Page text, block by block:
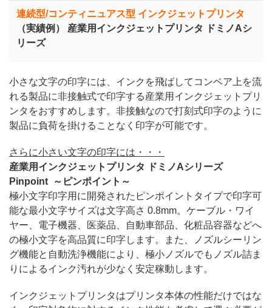
連続型/コンティニュアス型 インクジェットプリンタ
（実績例） 産業用インクジェットプリンタ ドミノAシ
リーズ
小さな文字の印字には、インクを飛ばしてコンベア上を流
れる製品に非接触式で印字する産業用インクジェットプリ
ンタをおすすめします。非接触なので打刻式印字のように
製品に負荷を掛けることなく印字が可能です。
さらに小さい文字の印字には・・・
産業用インクジェットプリンタ ドミノAシリーズ
Pinpoint ～ピンポイント～
極小文字印字用に開発されたピンポイントタイプで印字可
能な最小文字サイズは文字高さ 0.8mm。ケーブル・ワイ
ヤー、電子機器、医薬品、自動車部品、化粧品容器などへ
の極小文字を高品質に印字します。また、ノズルシーリン
グ機能と自動洗浄機能により、極小ノズルでもノズル詰ま
りによるインク汚れが少なく安定稼動します。
インクジェットプリンタはプリンタ本体の性能だけではな